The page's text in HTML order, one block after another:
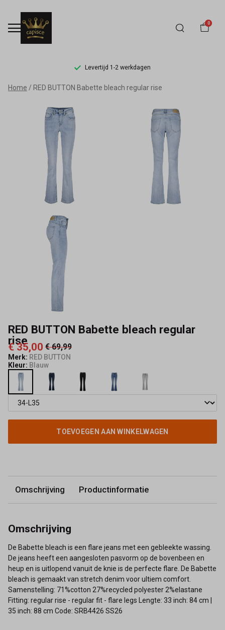
0
Levertijd 1-2 werkdagen
RED
BUTTON
Babette
bleach
regular
Capisce
Mode
Home RED BUTTON Babette bleach regular rise
RED BUTTON Babette bleach regular
rise
€ 35,00 € 69,99
Merk: RED BUTTON
Kleur: Blauw
TOEVOEGEN AAN WINKELWAGEN
Omschrijving Productinformatie
Omschrijving
De Babette bleach is een flare jeans met een gebleekte wassing.
De jeans heeft een aangesloten pasvorm op de bovenbeen en
heup en is uitlopend vanuit de knie is de perfecte flare. De Babette
bleach is gemaakt van stretch denim voor ultiem comfort.
Samenstelling: 71%cotton 27%recycled polyester 2%elastane
Fitting: regular rise - regular fit - flare legs Lengte: 33 inch: 84 cm |
35 inch: 88 cm Code: SRB4426 SS26